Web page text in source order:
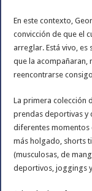
En este contexto,
convicción de que el
arreglar. Está vivo,
que la acompañaran,
reencontrarse
La primera colección
prendas deportivas y
diferentes momentos
más holgado, shorts
(musculosas, de
deportivos, joggings